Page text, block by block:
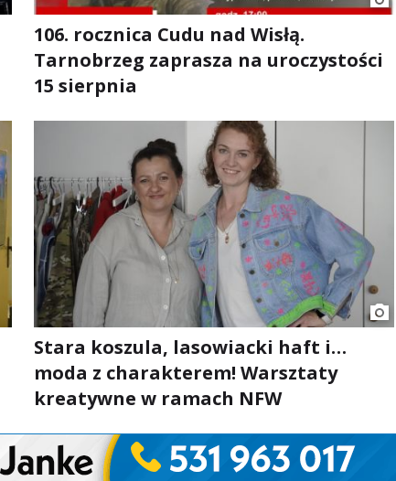
106. rocznica Cudu nad Wisłą.
Tarnobrzeg zaprasza na uroczystości
15 sierpnia
Stara koszula, lasowiacki haft i…
moda z charakterem! Warsztaty
kreatywne w ramach NFW